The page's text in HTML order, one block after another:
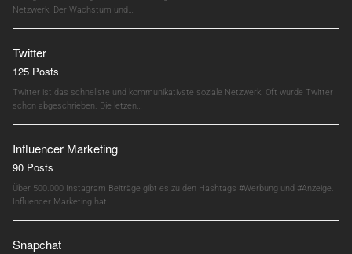
Netzwerk. Der Wachstum und…
Twitter
125 Posts
Twitter ist das schnellste und kommunikativste soziale Netzwerk. Oft wurde Twitter
schon abgeschrieben. Die letzen…
Influencer Marketing
90 Posts
Über 500.000 Instagram Beiträge gibt es zu den Hashtags #Werbung und #Anzeige.
Influencer Marketing hat…
Snapchat